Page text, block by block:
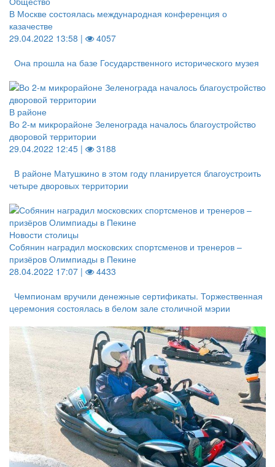
В Москве состоялась международная конференция о
казачестве
29.04.2022 13:58 |
4057
Она прошла на базе Государственного исторического музея
В районе
Во 2-м микрорайоне Зеленограда началось благоустройство
дворовой территории
29.04.2022 12:45 |
3188
В районе Матушкино в этом году планируется благоустроить
четыре дворовых территории
Новости столицы
Собянин наградил московских спортсменов и тренеров –
призёров Олимпиады в Пекине
28.04.2022 17:07 |
4433
Чемпионам вручили денежные сертификаты. Торжественная
церемония состоялась в белом зале столичной мэрии